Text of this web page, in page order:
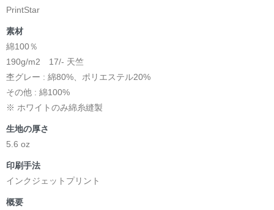
PrintStar
素材
綿100％
190g/m2 17/- 天竺
杢グレー : 綿80%、ポリエステル20%
その他 : 綿100%
※ ホワイトのみ綿糸縫製
生地の厚さ
5.6 oz
印刷手法
インクジェットプリント
概要